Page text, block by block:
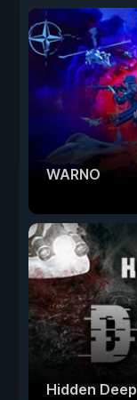
WARNO
Hidden Deep